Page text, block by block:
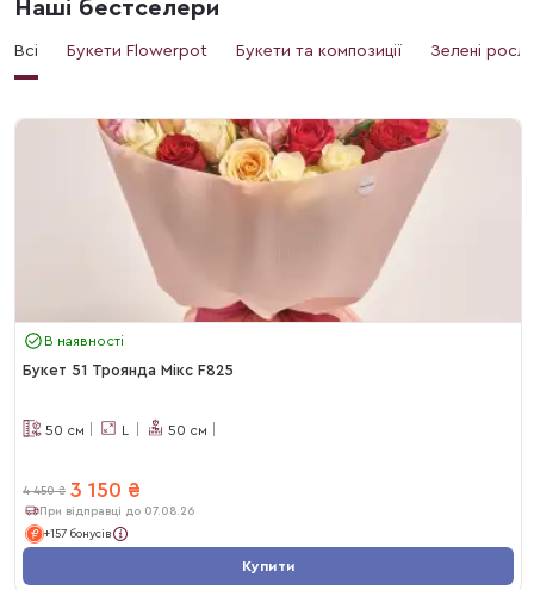
Наші бестселери
Всі Букети Flowerpot Букети та композиції Зелені
В наявності
Букет 51 Троянда Мікс F825
50 см L 50 см
4 450 ₴ 3 150 ₴
При відправці до 07.08.26
+157 бонусів
Купити